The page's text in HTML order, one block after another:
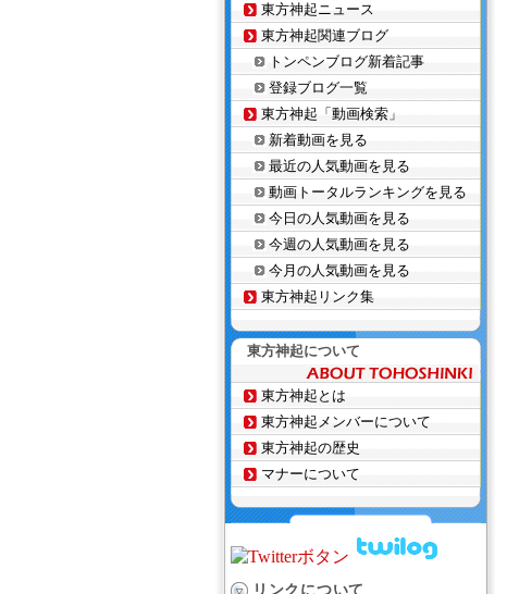
東方神起ニュース
東方神起関連ブログ
トンペンブログ新着記事
登録ブログ一覧
東方神起「動画検索」
新着動画を見る
最近の人気動画を見る
動画トータルランキングを見る
今日の人気動画を見る
今週の人気動画を見る
今月の人気動画を見る
東方神起リンク集
東方神起について
東方神起とは
東方神起メンバーについて
東方神起の歴史
マナーについて
リンクについて